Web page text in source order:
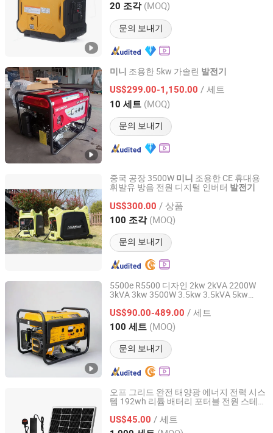
20 조각 (MOQ)
문의 보내기
Zhejiang, China 이후 2017
미니 조용한 5kw 가솔린 발전기
US$299.00-1,150.00 / 세트
10 세트 (MOQ)
문의 보내기
Quanzhou Gutai Machinery Equipment Co., Ltd.
Fujian, China 이후 2023
중국 공장 3500W 미니 조용한 CE 휴대용
휘발유 방음 전원 디지털 인버터 발전기
US$300.00 / 상품
100 조각 (MOQ)
문의 보내기
Zhejiang Xingyue Industry Co., Ltd.
Zhejiang, China 이후 2017
5500e R5500 디자인 2kw 2kVA 2200W
3kVA 3kw 3500W 3.5kw 3.5kVA 5kw
조용한 전원 휴대용 휘발유
US$90.00-489.00 / 세트
100 세트 (MOQ)
문의 보내기
Taizhou Longfa Machinery Co., Ltd.
Zhejiang, China 이후 2010
오프 그리드 완전 태양광 에너지 전력 시스
템 192wh 리튬 배터리 포터블 전원 스테이
US$45.00 / 세트
Shenzhen HXY Industrial Co., Ltd.